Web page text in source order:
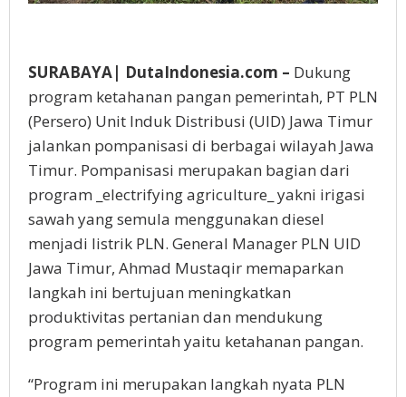
SURABAYA| DutaIndonesia.com – Dukung
program ketahanan pangan pemerintah, PT PLN
(Persero) Unit Induk Distribusi (UID) Jawa Timur
jalankan pompanisasi di berbagai wilayah Jawa
Timur. Pompanisasi merupakan bagian dari
program _electrifying agriculture_ yakni irigasi
sawah yang semula menggunakan diesel
menjadi listrik PLN. General Manager PLN UID
Jawa Timur, Ahmad Mustaqir memaparkan
langkah ini bertujuan meningkatkan
produktivitas pertanian dan mendukung
program pemerintah yaitu ketahanan pangan.
“Program ini merupakan langkah nyata PLN